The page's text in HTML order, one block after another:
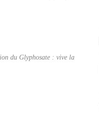
du Glyphosate : vive la